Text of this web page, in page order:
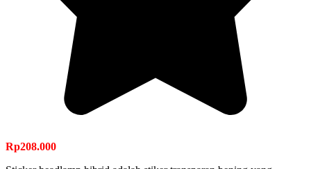
Rp208.000